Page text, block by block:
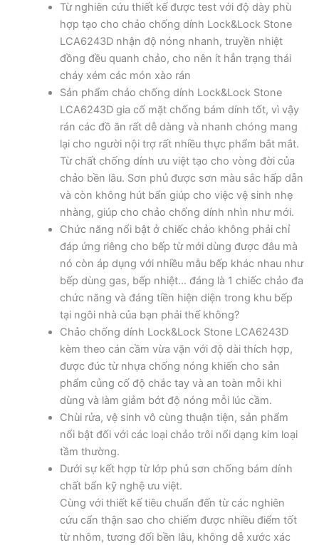
Từ nghiên cứu thiết kế được test với độ dày phù
hợp tạo cho chảo chống dính Lock&Lock Stone
LCA6243D nhận độ nóng nhanh, truyền nhiệt
đồng đều quanh chảo, cho nên ít hẳn trạng thái
cháy xém các món xào rán
Sản phẩm chảo chống dính Lock&Lock Stone
LCA6243D gia cố mặt chống bám dính tốt, vì vậy
rán các đồ ăn rất dễ dàng và nhanh chóng mang
lại cho người nội trợ rất nhiều thực phẩm bắt mắt.
Từ chất chống dính ưu việt tạo cho vòng đời của
chảo bền lâu. Sơn phủ được sơn màu sắc hấp dẫn
và còn không hút bẩn giúp cho việc vệ sinh nhẹ
nhàng, giúp cho chảo chống dính nhìn như mới.
Chức năng nổi bật ở chiếc chảo không phải chỉ
đáp ứng riêng cho bếp từ mới dùng được đâu mà
nó còn áp dụng với nhiều mẫu bếp khác nhau như
bếp dùng gas, bếp nhiệt… đáng là 1 chiếc chảo đa
chức năng và đáng tiền hiện diện trong khu bếp
tại ngôi nhà của bạn phải thế không?
Chảo chống dính Lock&Lock Stone LCA6243D
kèm theo cán cầm vừa vặn với độ dài thích hợp,
được đúc từ nhựa chống nóng khiến cho sản
phẩm củng cố độ chắc tay và an toàn mỗi khi
dùng và làm giảm bớt độ nóng mỗi lúc cầm.
Chùi rửa, vệ sinh vô cùng thuận tiện, sản phẩm
nổi bật đối với các loại chảo trôi nổi dạng kim loại
tầm thường.
Dưới sự kết hợp từ lớp phủ sơn chống bám dính
chất bẩn kỹ nghệ ưu việt.
Cùng với thiết kế tiêu chuẩn đến từ các nghiên
cứu cẩn thận sao cho chiếm được nhiều điểm tốt
từ nhôm, tương đối bền lâu, không dễ xước xác